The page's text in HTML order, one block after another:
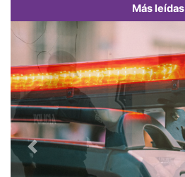
Más leídas
Previous